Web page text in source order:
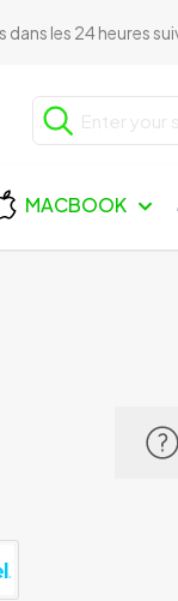
dans les 24 heures
MACBOOK